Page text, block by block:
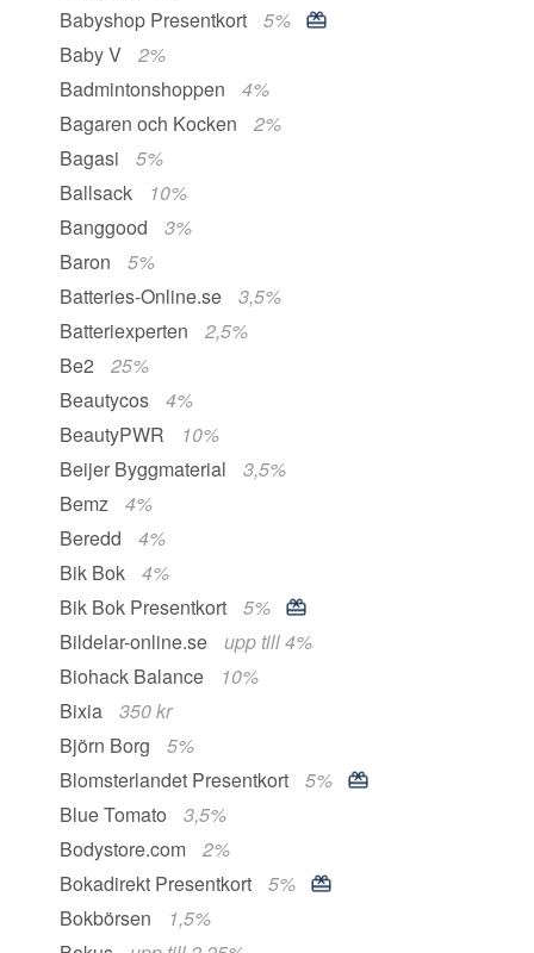
Babyshop Presentkort
5%
Baby V
2%
Badmintonshoppen
4%
Bagaren och Kocken
2%
Bagasi
5%
Ballsack
10%
Banggood
3%
Baron
5%
Batteries-Online.se
3,5%
Batteriexperten
2,5%
Be2
25%
Beautycos
4%
BeautyPWR
10%
Beijer Byggmaterial
3,5%
Bemz
4%
Beredd
4%
Bik Bok
4%
Bik Bok Presentkort
5%
Bildelar-online.se
upp till 4%
Biohack Balance
10%
Bixia
350 kr
Björn Borg
5%
Blomsterlandet Presentkort
5%
Blue Tomato
3,5%
Bodystore.com
2%
Bokadirekt Presentkort
5%
Bokbörsen
1,5%